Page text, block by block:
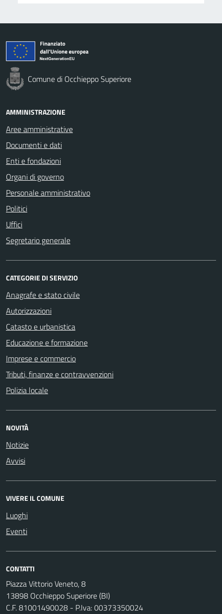
Comune di Occhieppo Superiore
AMMINISTRAZIONE
Aree amministrative
Documenti e dati
Enti e fondazioni
Organi di governo
Personale amministrativo
Politici
Uffici
Segretario generale
CATEGORIE DI SERVIZIO
Anagrafe e stato civile
Autorizzazioni
Catasto e urbanistica
Educazione e formazione
Imprese e commercio
Tributi, finanze e contravvenzioni
Polizia locale
NOVITÀ
Notizie
Avvisi
VIVERE IL COMUNE
Luoghi
Eventi
CONTATTI
Piazza Vittorio Veneto, 8
13898 Occhieppo Superiore (BI)
C.F. 81001490028 - P.Iva: 00373350024